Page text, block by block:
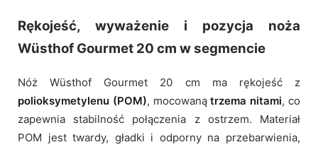
Rękojeść, wyważenie i pozycja noża
Wüsthof Gourmet 20 cm w segmencie
Nóż Wüsthof Gourmet 20 cm ma rękojeść z
polioksymetylenu (POM), mocowanątrzema nitami, co
zapewnia stabilność połączenia z ostrzem. Materiał
POM jest twardy, gładki i odporny na przebarwienia,